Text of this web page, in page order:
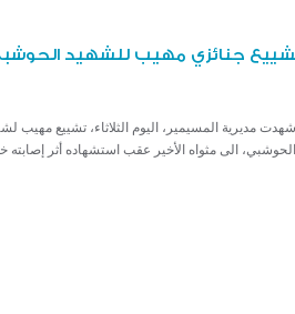
جنائزي مهيب للشهيد
شهدت مديرية المسيمير، اليوم الثلاثاء، تشييع مهيب
الحوشبي، الى مثواه الأخير عقب استشهاده أثر إصابته